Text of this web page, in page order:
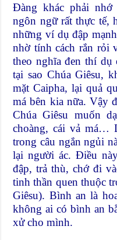
Đàng khác phải nhớ
ngôn ngữ rất thực tế,
những ví dụ đập
nhờ tính cách rắn rỏi
theo nghĩa đen thí dụ
tại sao Chúa Giêsu,
mặt Caipha, lại quả
má bên kia nữa. Vậy
Chúa Giêsu muốn
choàng, cái vả má…
trong câu ngắn ngủi
lại người ác. Điều
đập, trả thù, chớ đi
tinh thần quen thuộc
Giêsu). Bình an là
không ai có bình an
xử cho mình.